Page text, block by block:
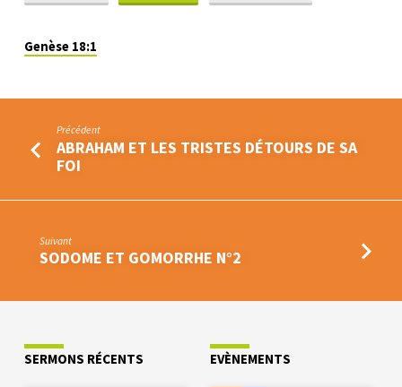
Genèse 18:1
Précédent
ABRAHAM ET LES TRISTES DÉTOURS DE SA
FOI
Suivant
SODOME ET GOMORRHE N°2
SERMONS RÉCENTS EVÈNEMENTS